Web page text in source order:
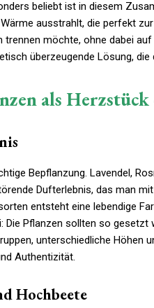
beliebt ist in diesem
ausstrahlt, die perfekt
trennen möchte, ohne dabei
überzeugende Lösung,
als
Bepflanzung. Lavendel,
Dufterlebnis, das man
entsteht eine lebendige
Die Pflanzen sollten so
unterschiedliche Höhen
Authentizität.
Hochbeete